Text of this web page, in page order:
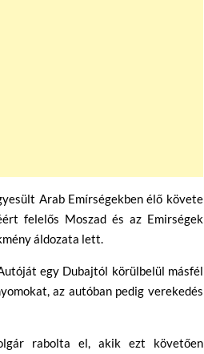
Arab Emírségekben élő követe
felelős Moszad és az Emirségek
áldozata lett.
egy Dubajtól körülbelül másfél
az autóban pedig verekedés
rabolta el, akik ezt követően